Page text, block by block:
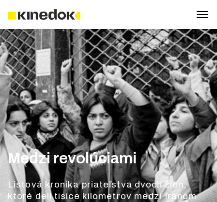
Medzi revolúciami
Listová kronika priateľstva dvoch žien,
ktoré delí tisíce kilometrov medzi Iránom